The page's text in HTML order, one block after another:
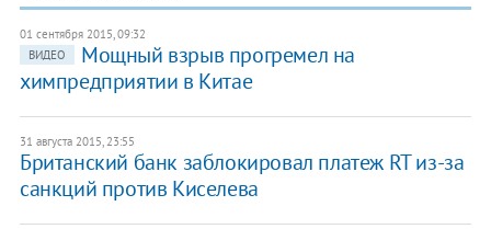
01 сентября 2015, 09:32
ВИДЕО
Мощный взрыв прогремел на
химпредприятии в Китае
31 августа 2015, 23:55
Британский банк заблокировал платеж RT из-за
санкций против Киселева